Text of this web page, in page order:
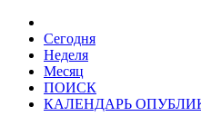
Сегодня
Неделя
Месяц
ПОИСК
КАЛЕНДАРЬ